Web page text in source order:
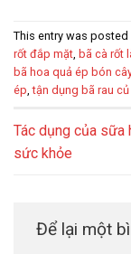
This entry was posted
rốt đắp mặt, bã cà rốt
bã hoa quả ép bón cây
ép,tận dụng bã rau
Tác dụng của sữa
sức khỏe
Để lại một